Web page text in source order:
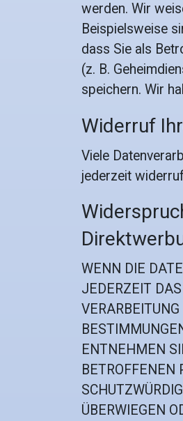
werden. Wir
Beispielsweise
dass Sie als
(z. B.
speichern. Wir
Widerruf
Viele
jederzeit
WENN DIE
JEDERZEIT
ENTNEHMEN
BETROFFENEN
ÜBERWIEGEN